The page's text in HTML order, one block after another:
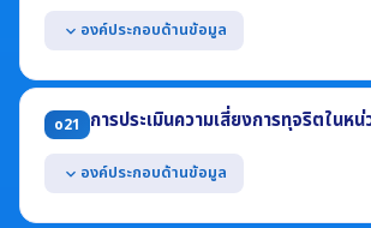
expand_more องค์ประกอบด้านข้อมูล
แสดงหนังสือประกาศเจตนารมณ์ No Gift
แสดงการดำเนินกิจกรรมที่แสดงให้เห็นว่าหน่
แสดงการเสริมสร้างความรู้ให้แก่เจ้าหน้าที่เ
เจ้าพนักงานของรัฐ ประจำปี พ.ศ. 2569
o21 การประเมินความเสี่ยงการทุจริตใน
expand_more องค์ประกอบด้านข้อมูล
แสดงผลการประเมินความเสี่ยงการทุจริต ป